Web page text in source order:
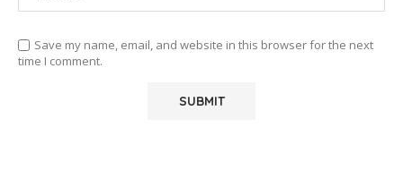
Save my name, email, and website in this browser for the next
time I comment.